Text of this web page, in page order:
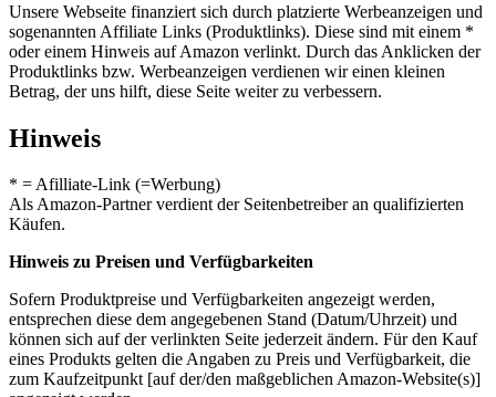
Unsere Webseite finanziert sich durch platzierte Werbeanzeigen und
sogenannten Affiliate Links (Produktlinks). Diese sind mit einem *
oder einem Hinweis auf Amazon verlinkt. Durch das Anklicken der
Produktlinks bzw. Werbeanzeigen verdienen wir einen kleinen
Betrag, der uns hilft, diese Seite weiter zu verbessern.
Hinweis
* = Afilliate-Link (=Werbung)
Als Amazon-Partner verdient der Seitenbetreiber an qualifizierten
Käufen.
Hinweis zu Preisen und Verfügbarkeiten
Sofern Produktpreise und Verfügbarkeiten angezeigt werden,
entsprechen diese dem angegebenen Stand (Datum/Uhrzeit) und
können sich auf der verlinkten Seite jederzeit ändern. Für den Kauf
eines Produkts gelten die Angaben zu Preis und Verfügbarkeit, die
zum Kaufzeitpunkt [auf der/den maßgeblichen Amazon-Website(s)]